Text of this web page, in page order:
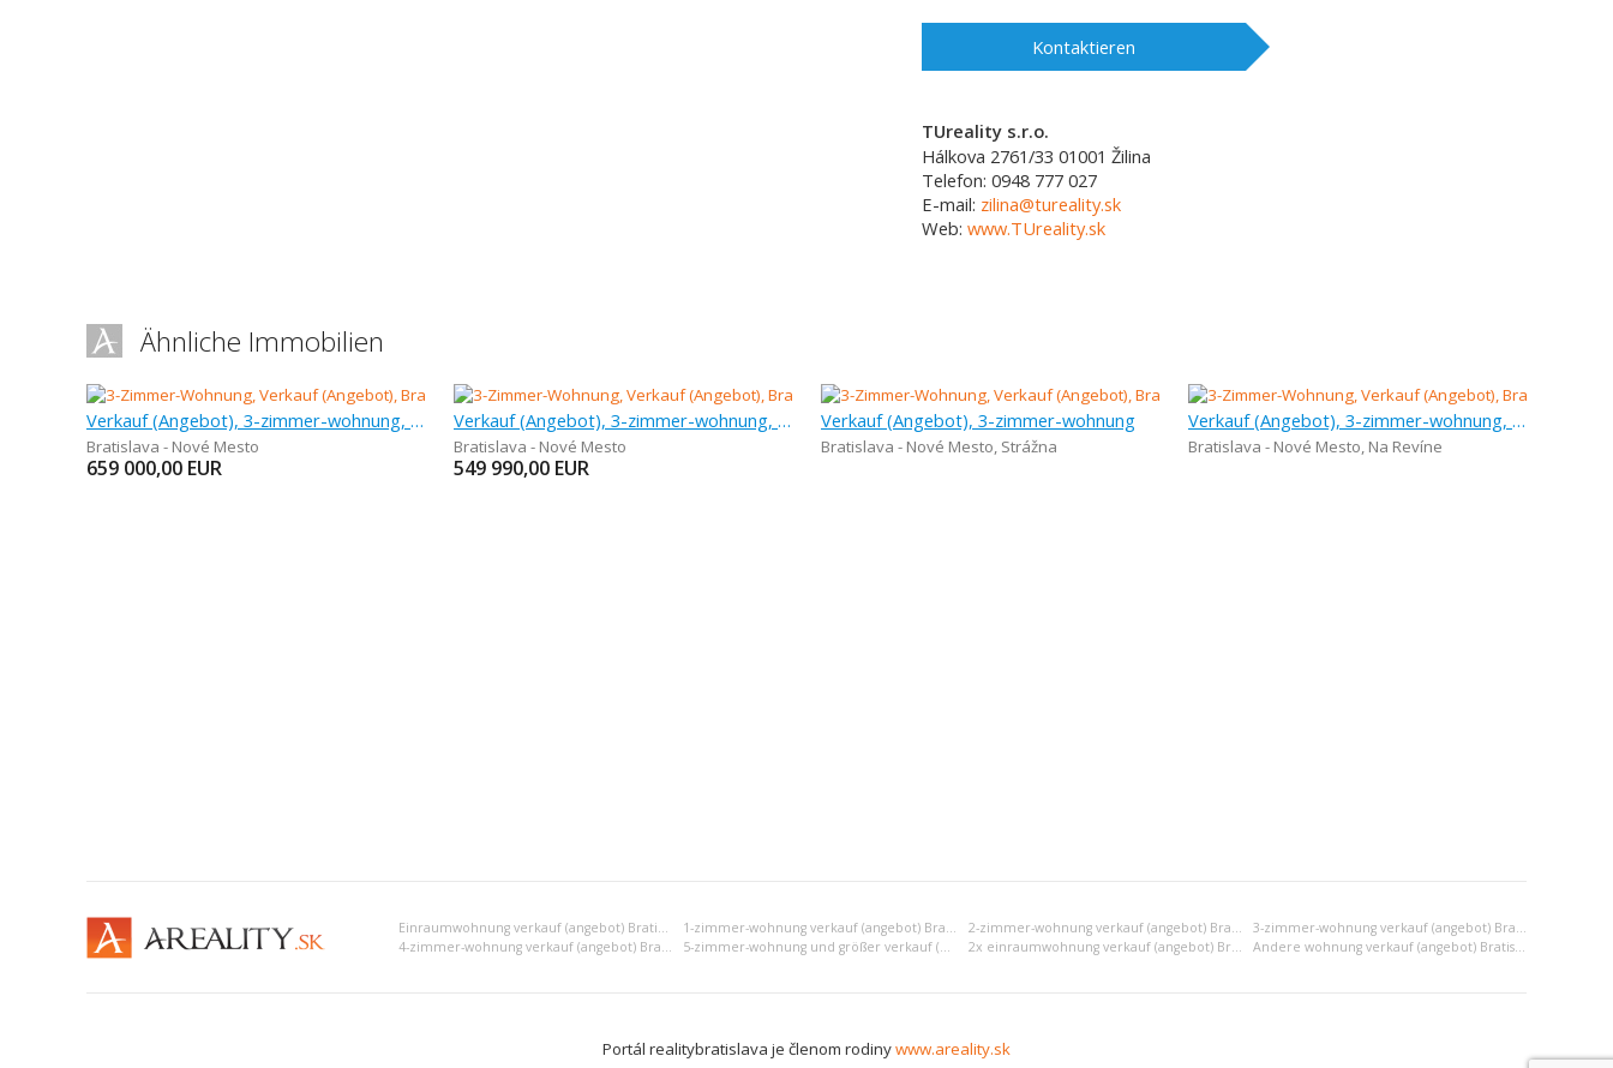
Kontaktieren
TUreality s.r.o.
Hálkova 2761/33 01001 Žilina
Telefon: 0948 777 027
E-mail: zilina@tureality.sk
Web: www.TUreality.sk
Ähnliche Immobilien
Verkauf (Angebot), 3-zimmer-wohnung, 83 m
Bratislava - Nové Mesto
659 000,00 EUR
Verkauf (Angebot), 3-zimmer-wohnung, 91,11 m
Bratislava - Nové Mesto
549 990,00 EUR
Verkauf (Angebot), 3-zimmer-wohnung
Bratislava - Nové Mesto, Strážna
Verkauf (Angebot), 3-zimmer-wohnung, 132 m
Bratislava - Nové Mesto, Na Revíne
Einraumwohnung verkauf (angebot) Bratislava III 1-zimmer-wohnung verkauf (angebot) Bratislava III 2-zimmer-wohnung verkauf (angebot) Bratislava III
3-zimmer-wohnung verkauf (angebot) Bratislava III
4-zimmer-wohnung verkauf (angebot) Bratislava III
5-zimmer-wohnung und größer verkauf (angebot) Bratislava III 2x einraumwohnung verkauf (angebot) Bratislava III Andere wohnung verkauf (angebot) Bratislava III
Portál realitybratislava je členom rodinywww.areality.sk